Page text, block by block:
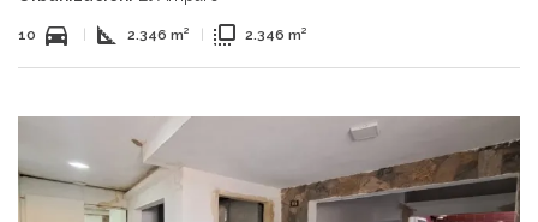
10 directions_car square_foot 2.346 m² flip_to_front 2.346 m²